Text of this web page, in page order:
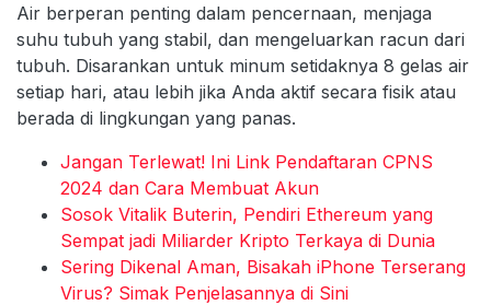
Air berperan penting dalam pencernaan, menjaga
suhu tubuh yang stabil, dan mengeluarkan racun dari
tubuh. Disarankan untuk minum setidaknya 8 gelas air
setiap hari, atau lebih jika Anda aktif secara fisik atau
berada di lingkungan yang panas.
Jangan Terlewat! Ini Link Pendaftaran CPNS
2024 dan Cara Membuat Akun
Sosok Vitalik Buterin, Pendiri Ethereum yang
Sempat jadi Miliarder Kripto Terkaya di Dunia
Sering Dikenal Aman, Bisakah iPhone Terserang
Virus? Simak Penjelasannya di Sini